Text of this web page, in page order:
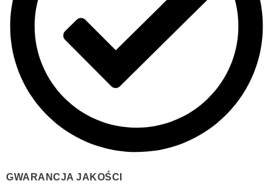
GWARANCJA JAKOŚCI